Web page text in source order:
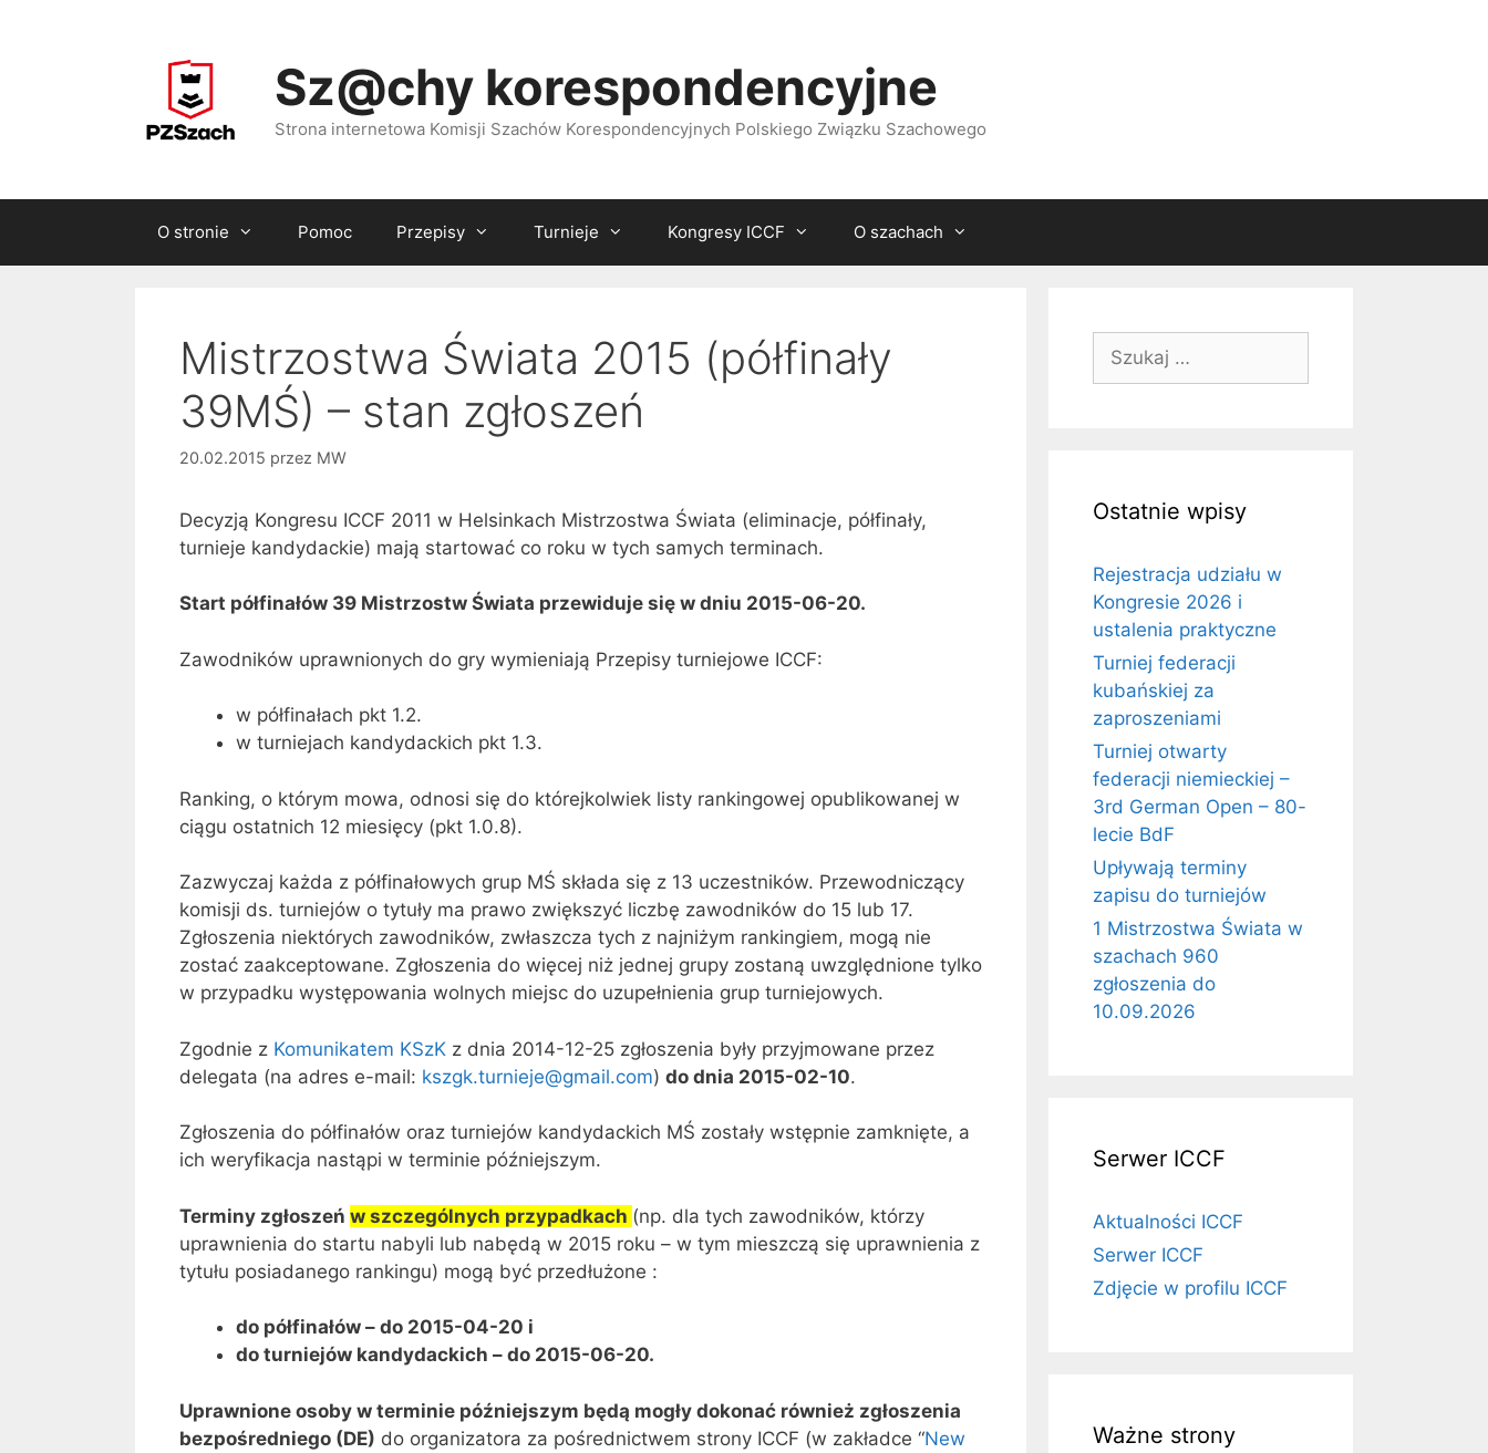
Sz@chy korespondencyjne
Strona internetowa Komisji Szachów Korespondencyjnych Polskiego Związku Szachowego
O stronie Pomoc Przepisy Turnieje Kongresy ICCF O szachach
Mistrzostwa Świata 2015 (półfinały
39MŚ) – stan zgłoszeń
20.02.2015 przez MW
Decyzją Kongresu ICCF 2011 w Helsinkach Mistrzostwa Świata (eliminacje, półfinały,
turnieje kandydackie) mają startować co roku w tych samych terminach.
Start półfinałów 39 Mistrzostw Świata przewiduje się w dniu 2015-06-20.
Zawodników uprawnionych do gry wymieniają Przepisy turniejowe ICCF:
w półfinałach pkt 1.2.
w turniejach kandydackich pkt 1.3.
Ranking, o którym mowa, odnosi się do którejkolwiek listy rankingowej opublikowanej w
ciągu ostatnich 12 miesięcy (pkt 1.0.8).
Zazwyczaj każda z półfinałowych grup MŚ składa się z 13 uczestników. Przewodniczący
komisji ds. turniejów o tytuły ma prawo zwiększyć liczbę zawodników do 15 lub 17.
Zgłoszenia niektórych zawodników, zwłaszcza tych z najniżym rankingiem, mogą nie
zostać zaakceptowane. Zgłoszenia do więcej niż jednej grupy zostaną uwzględnione tylko
w przypadku występowania wolnych miejsc do uzupełnienia grup turniejowych.
Zgodnie z Komunikatem KSzK z dnia 2014-12-25 zgłoszenia były przyjmowane przez
delegata (na adres e-mail: kszgk.turnieje@gmail.com) do dnia 2015-02-10.
Zgłoszenia do półfinałów oraz turniejów kandydackich MŚ zostały wstępnie zamknięte, a
ich weryfikacja nastąpi w terminie późniejszym.
Terminy zgłoszeń w szczególnych przypadkach (np. dla tych zawodników, którzy
uprawnienia do startu nabyli lub nabędą w 2015 roku – w tym mieszczą się uprawnienia z
tytułu posiadanego rankingu) mogą być przedłużone :
do półfinałów – do 2015-04-20 i
do turniejów kandydackich – do 2015-06-20.
Uprawnione osoby w terminie późniejszym będą mogły dokonać również zgłoszenia
bezpośredniego (DE) do organizatora za pośrednictwem strony ICCF (w zakładce “New
Ostatnie wpisy
Rejestracja udziału w
Kongresie 2026 i
ustalenia praktyczne
Turniej federacji
kubańskiej za
zaproszeniami
Turniej otwarty
federacji niemieckiej –
3rd German Open – 80-
lecie BdF
Upływają terminy
zapisu do turniejów
1 Mistrzostwa Świata w
szachach 960
zgłoszenia do
10.09.2026
Serwer ICCF
Aktualności ICCF
Serwer ICCF
Zdjęcie w profilu ICCF
Ważne strony